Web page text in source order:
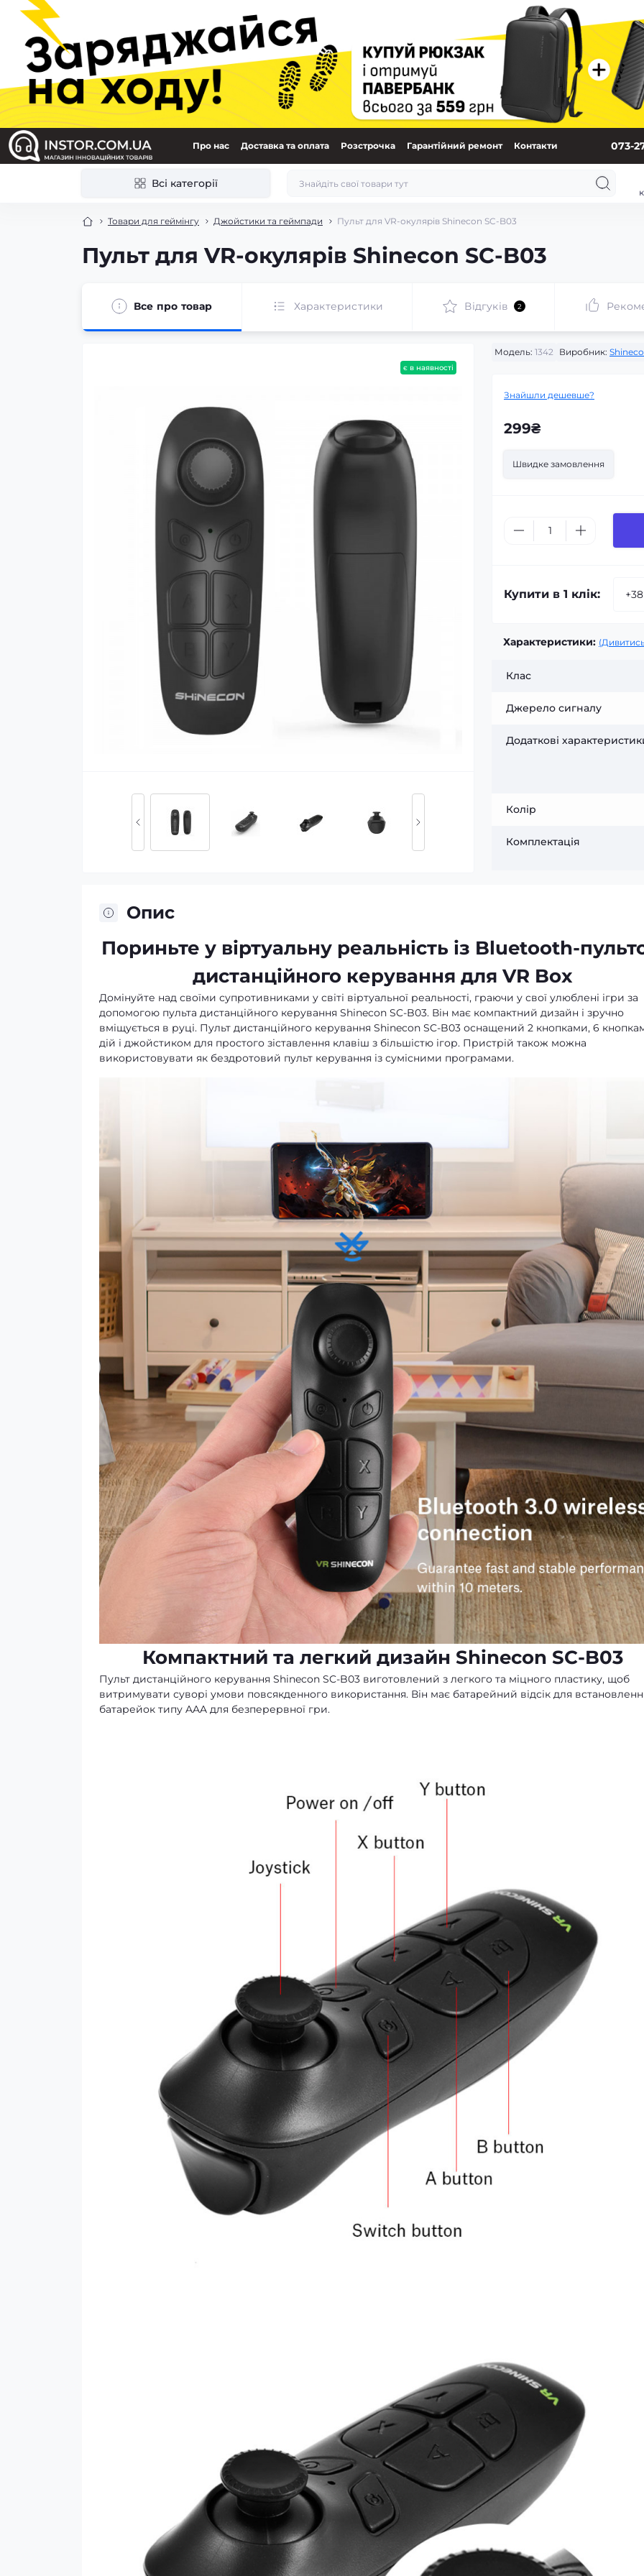
Про нас Доставка та оплата Розстрочка Гарантійний ремонт Контакти 073-
Всі категорії
Товари для геймінгу Джойстики та геймпади Пульт для VR-окулярів Shinecon SC-B03
Пульт для VR-окулярів Shinecon SC-B03
Все про товар Характеристики Відгуків 2
є в наявності
Модель: 1342 Виробник:
Знайшли дешевше?
299₴
Швидке замовлення
Купити в 1 клік:
Характеристики:
Клас
Джерело сигналу
Додаткові
Колір
Комплектація
Опис
Пориньте у віртуальну реальність із Bluetooth-
дистанційного керування для VR Box
Домінуйте над своїми супротивниками у світі віртуальної реальності, граючи у свої улюблені ігри за
допомогою пульта дистанційного керування Shinecon SC-B03. Він має компактний дизайн і зручно
вміщується в руці. Пульт дистанційного керування Shinecon SC-B03 оснащений 2 кнопками, 6
дій і джойстиком для простого зіставлення клавіш з більшістю ігор. Пристрій також можна
використовувати як бездротовий пульт керування із сумісними програмами.
Компактний та легкий дизайн Shinecon SC-B03
Пульт дистанційного керування Shinecon SC-B03 виготовлений з легкого та міцного пластику, щоб
витримувати суворі умови повсякденного використання. Він має батарейний відсік для
батарейок типу AAA для безперервної гри.